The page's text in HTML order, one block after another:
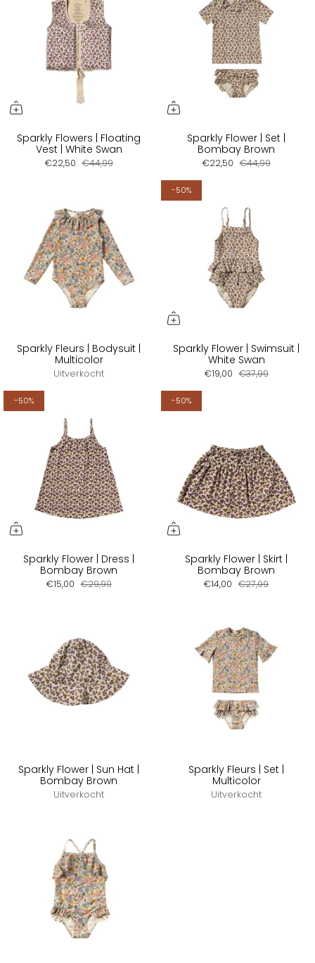
Sparkly Flowers | Floating
Vest | White Swan
€22,50 €44,99
Sparkly Flower | Set |
Bombay Brown
€22,50 €44,99
Sparkly Fleurs | Bodysuit |
Multicolor
Uitverkocht
-50%
Sparkly Flower | Swimsuit |
White Swan
€19,00 €37,99
-50%
Sparkly Flower | Dress |
Bombay Brown
€15,00 €29,99
-50%
Sparkly Flower | Skirt |
Bombay Brown
€14,00 €27,99
Sparkly Flower | Sun Hat |
Bombay Brown
Uitverkocht
Sparkly Fleurs | Set |
Multicolor
Uitverkocht